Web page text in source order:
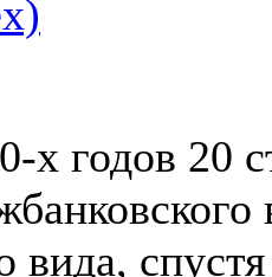
х годов 20
вида,